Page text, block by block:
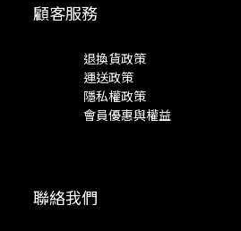
顧客服務
退換貨政策
運送政策
隱私權政策
會員優惠與權益
聯絡我們